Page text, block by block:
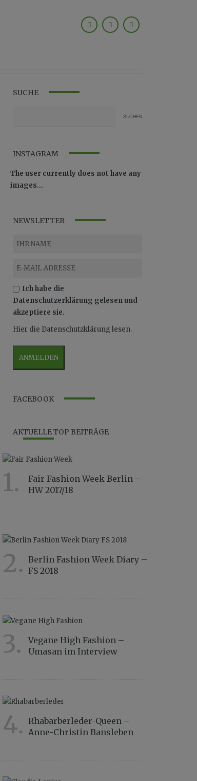
SUCHE
INSTAGRAM
The user currently does not have any
images...
NEWSLETTER
Ich habe die
Datenschutzerklärung gelesen und
akzeptiere sie.
Hier die Datenschutzklärung lesen.
FACEBOOK
AKTUELLE TOP BEITRÄGE
1.
Fair Fashion Week Berlin –
HW 2017/18
2. Berlin Fashion Week Diary –
FS 2018
3.
Vegane High Fashion –
Umasan im Interview
4. Rhabarberleder-Queen –
Anne-Christin Bansleben